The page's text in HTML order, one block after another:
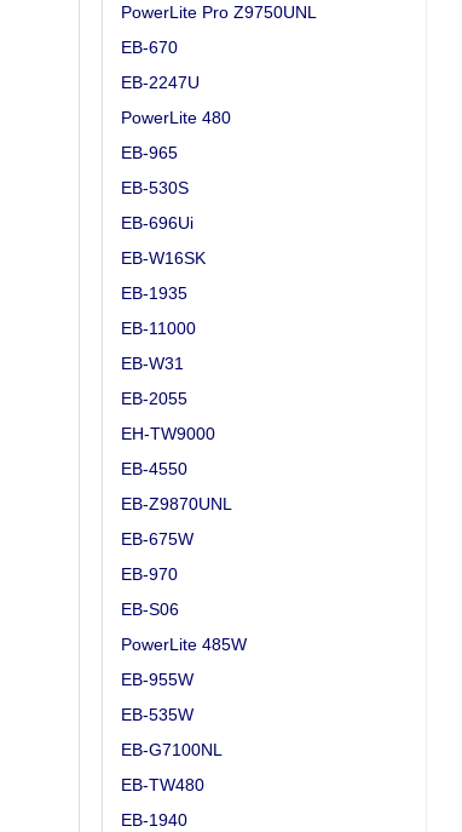
PowerLite Pro Z9750UNL
EB-670
EB-2247U
PowerLite 480
EB-965
EB-530S
EB-696Ui
EB-W16SK
EB-1935
EB-11000
EB-W31
EB-2055
EH-TW9000
EB-4550
EB-Z9870UNL
EB-675W
EB-970
EB-S06
PowerLite 485W
EB-955W
EB-535W
EB-G7100NL
EB-TW480
EB-1940